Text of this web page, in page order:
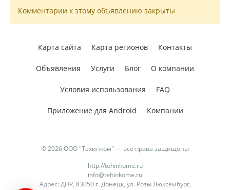
Комментарии к этому объявлению закрыты
© 2026 ООО "Техинком" — все права защищены
http://tehinkome.ru
info@tehinkome.ru
Адрес: ДНР, 83050 г. Донецк, ул. Розы Люксембург,
Карта сайта Карта регионов Контакты
Объявления Услуги Блог О компании
Условия использования FAQ
Приложение для Android Компании